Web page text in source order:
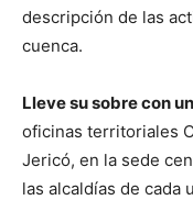
descripción de las
cuenca.
Lleve su sobre con
oficinas territoriales
Jericó, en la sede
las alcaldías de cada